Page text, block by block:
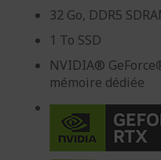
32 Go, DDR5
1 To SSD
NVIDIA®
mémoire dédiée